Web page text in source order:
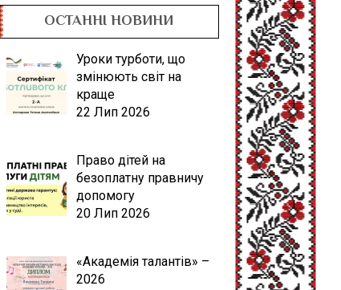
ОСТАННІ НОВИНИ
Уроки турботи, що
змінюють світ на
краще
22 Лип 2026
Право дітей на
безоплатну правничу
допомогу
20 Лип 2026
«Академія талантів» –
2026